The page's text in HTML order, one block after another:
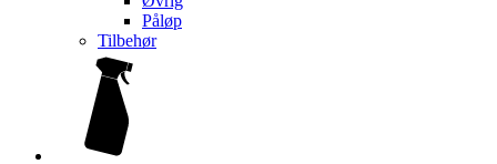
Påløp
Tilbehør